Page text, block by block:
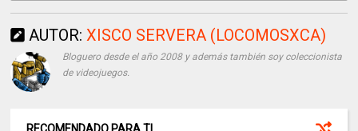
AUTOR: XISCO SERVERA (LOCOMOSXCA)
Bloguero desde el año 2008 y además también soy coleccionista
de videojuegos.